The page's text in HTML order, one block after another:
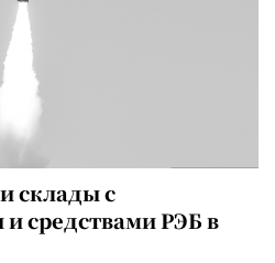
склады с
и средствами РЭБ в